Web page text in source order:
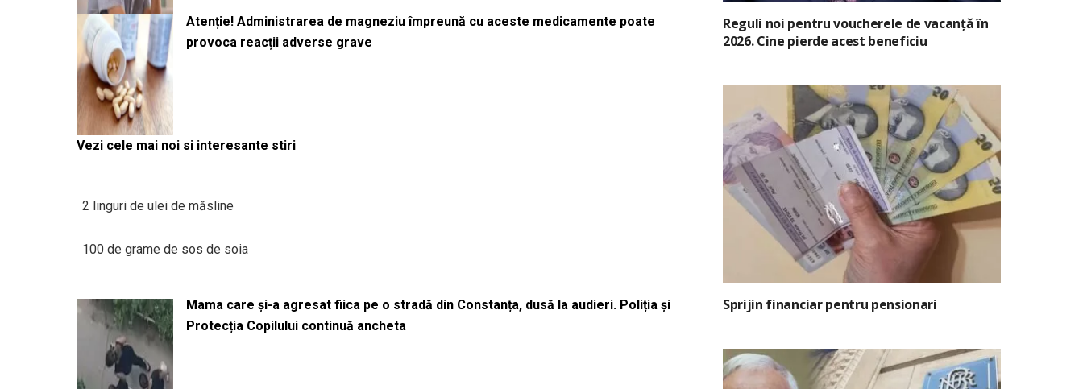
Atenție! Administrarea de magneziu împreună cu aceste medicamente poate
provoca reacții adverse grave
Vezi cele mai noi si interesante stiri
2 linguri de ulei de măsline
100 de grame de sos de soia
Mama care și-a agresat fiica pe o stradă din Constanța, dusă la audieri. Poliția și
Protecția Copilului continuă ancheta
Reguli noi pentru voucherele de vacanță în
2026. Cine pierde acest beneficiu
Sprijin financiar pentru pensionari